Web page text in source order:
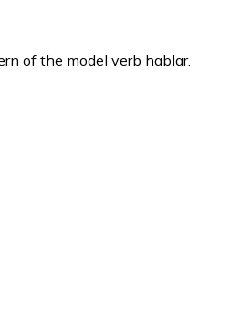
of the model verb hablar.